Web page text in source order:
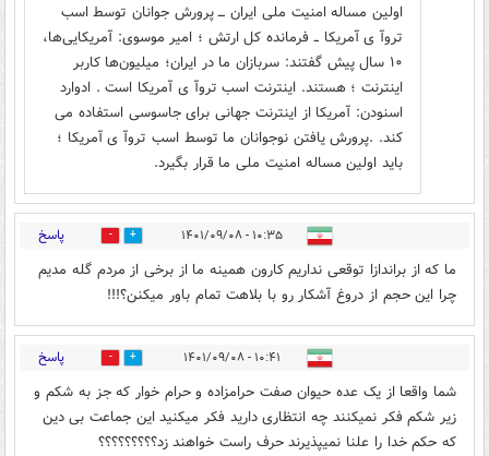
اولین مساله امنیت ملی ایران ـــ پرورش جوانان توسط اسب
تروآ ی آمریکا ــ فرمانده کل ارتش ؛ امیر موسوی: آمریکایی‌ها،
۱۰ سال پیش گفتند: سربازان ما در ایران؛ میلیون‌ها کاربر
اینترنت ؛ هستند. اینترنت اسب تروآ ی آمریکا است . ادوارد
اسنودن: آمریکا از اینترنت جهانی برای جاسوسی استفاده می
کند. .پرورش یافتن نوجوانان ما توسط اسب تروآ ی آمریکا ؛
باید اولین مساله امنیت ملی ما قرار بگیرد.
۱۰:۳۵ - ۱۴۰۱/۰۹/۰۸ 20 پاسخ
ما که از براندازا توقعی نداریم کارون همینه ما از برخی از مردم گله مدیم
چرا این حجم از دروغ آشکار رو با بلاهت تمام باور میکنن؟!!!
۱۰:۴۱ - ۱۴۰۱/۰۹/۰۸ 15 پاسخ
شما واقعا از یک عده حیوان صفت حرامزاده و حرام خوار که جز به شکم و
زیر شکم فکر نمیکنند چه انتظاری دارید فکر میکنید این جماعت بی دین
که حکم خدا را علنا نمیپذیرند حرف راست خواهند زد؟؟؟؟؟؟؟؟؟